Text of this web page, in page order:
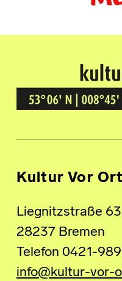
Kultur Vor Ort
BREMEN GRÖPELINGEN
Kultur Vor Ort
Liegnitzstraße 63
28237 Bremen
Telefon 0421-
info@kultur-vor-